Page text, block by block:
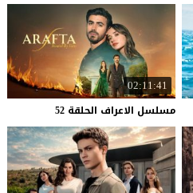
02:11:41
مسلسل الاعراف الحلقة 52